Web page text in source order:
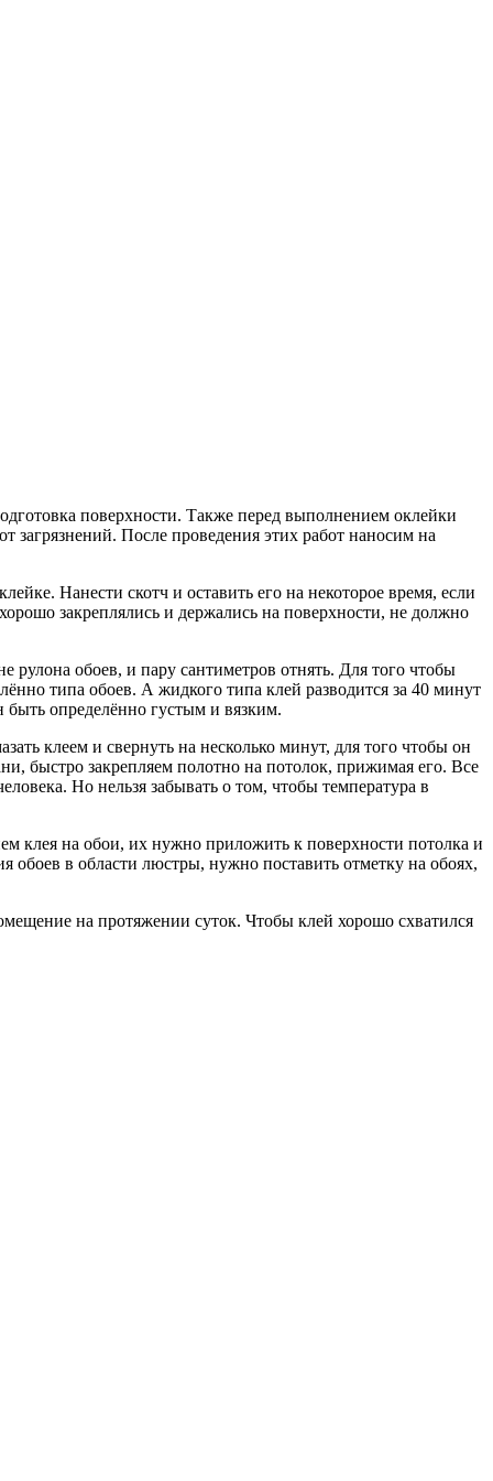
поверхности. Также перед выполнением оклейки
загрязнений. После проведения этих работ наносим на
Нанести скотч и оставить его на некоторое время, если
закреплялись и держались на поверхности, не должно
рулона обоев, и пару сантиметров отнять. Для того чтобы
типа обоев. А жидкого типа клей разводится за 40 минут
быть определённо густым и вязким.
клеем и свернуть на несколько минут, для того чтобы он
быстро закрепляем полотно на потолок, прижимая его. Все
Но нельзя забывать о том, чтобы температура в
клея на обои, их нужно приложить к поверхности потолка и
в области люстры, нужно поставить отметку на обоях,
на протяжении суток. Чтобы клей хорошо схватился